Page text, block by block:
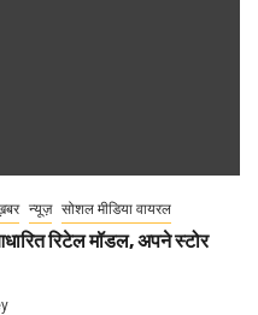
न्यूज़ सोशल मीडिया वायरल
रिटेल मॉडल, अपने स्टोर